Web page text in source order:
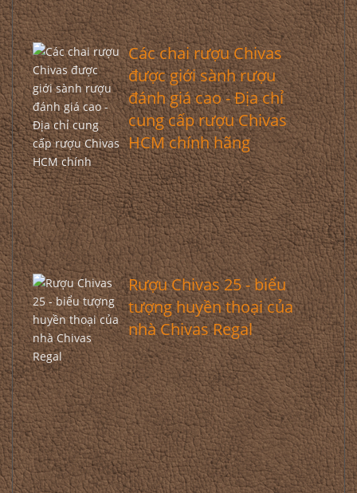
Các chai rượu Chivas
được giới sành rượu
đánh giá cao - Địa chỉ
cung cấp rượu Chivas
HCM chính hãng
Rượu Chivas 25 - biểu
tượng huyền thoại của
nhà Chivas Regal